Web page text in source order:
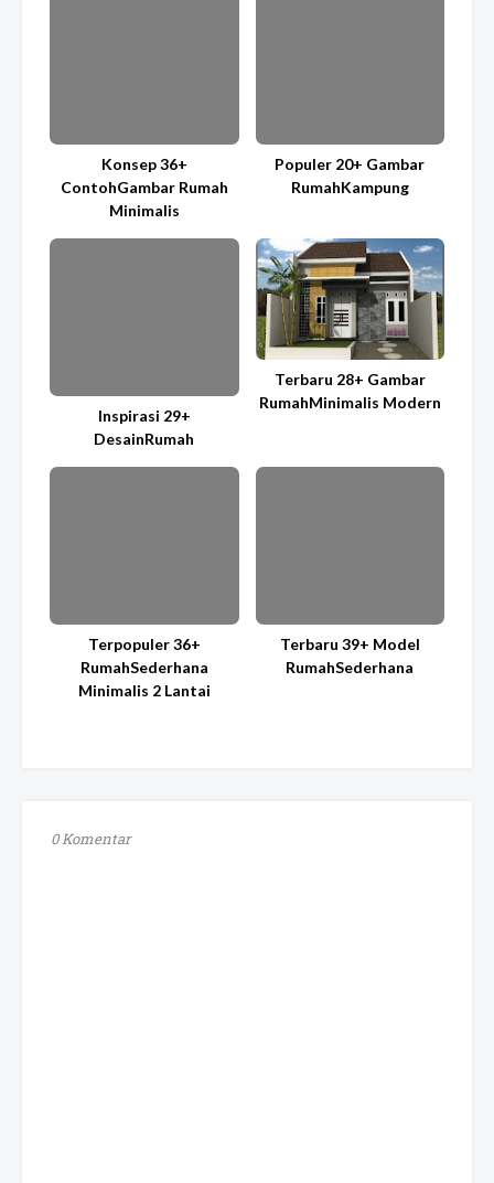
Konsep 36+
ContohGambar Rumah
Minimalis
Populer 20+ Gambar
RumahKampung
Inspirasi 29+
DesainRumah
Terbaru 28+ Gambar
RumahMinimalis Modern
Terpopuler 36+
RumahSederhana
Minimalis 2 Lantai
Terbaru 39+ Model
RumahSederhana
0 Komentar